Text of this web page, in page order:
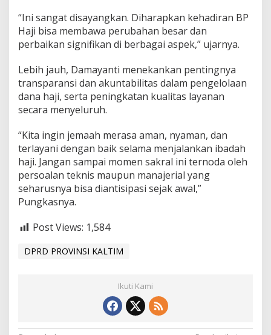
“Ini sangat disayangkan. Diharapkan kehadiran BP
Haji bisa membawa perubahan besar dan
perbaikan signifikan di berbagai aspek,” ujarnya.
Lebih jauh, Damayanti menekankan pentingnya
transparansi dan akuntabilitas dalam pengelolaan
dana haji, serta peningkatan kualitas layanan
secara menyeluruh.
“Kita ingin jemaah merasa aman, nyaman, dan
terlayani dengan baik selama menjalankan ibadah
haji. Jangan sampai momen sakral ini ternoda oleh
persoalan teknis maupun manajerial yang
seharusnya bisa diantisipasi sejak awal,”
Pungkasnya.
Post Views: 1,584
DPRD PROVINSI KALTIM
Ikuti Kami